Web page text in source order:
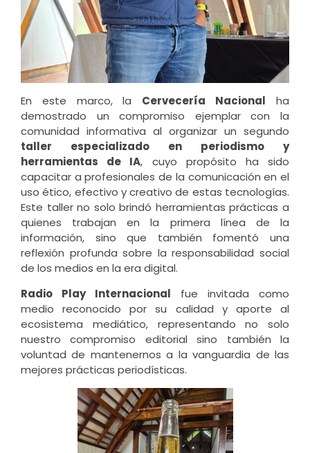
En este marco, la Cervecería Nacional ha
demostrado un compromiso ejemplar con la
comunidad informativa al organizar un segundo
taller especializado en periodismo y
herramientas de IA, cuyo propósito ha sido
capacitar a profesionales de la comunicación en el
uso ético, efectivo y creativo de estas tecnologías.
Este taller no solo brindó herramientas prácticas a
quienes trabajan en la primera línea de la
información, sino que también fomentó una
reflexión profunda sobre la responsabilidad social
de los medios en la era digital.
Radio Play Internacional fue invitada como
medio reconocido por su calidad y aporte al
ecosistema mediático, representando no solo
nuestro compromiso editorial sino también la
voluntad de mantenernos a la vanguardia de las
mejores prácticas periodísticas.